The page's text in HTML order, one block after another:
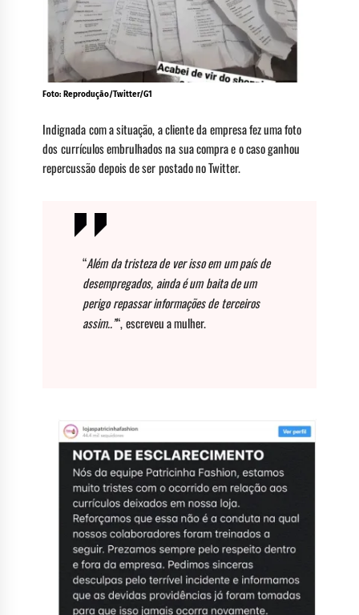
Foto: Reprodução/Twitter/G1
Indignada com a situação, a cliente da empresa fez uma foto
dos currículos embrulhados na sua compra e o caso ganhou
repercussão depois de ser postado no Twitter.
“Além da tristeza de ver isso em um país de
desempregados, ainda é um baita de um
perigo repassar informações de terceiros
assim..”“, escreveu a mulher.